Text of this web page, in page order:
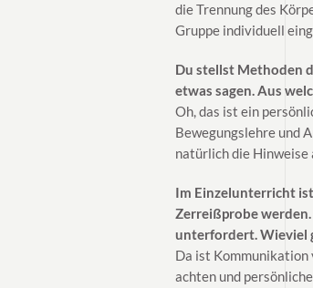
die Trennung des
Gruppe individuell
Du stellst Methoden
etwas sagen. Aus
Oh, das ist ein
Bewegungslehre und
natürlich die Hinweise
Im Einzelunterricht
Zerreißprobe werden.
unterfordert. Wieviel
Da ist Kommunikation
achten und